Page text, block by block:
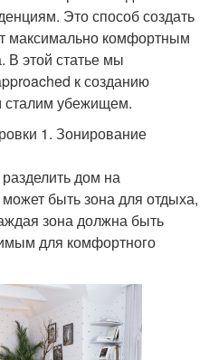
Это способ создать
максимально комфортным
В этой статье мы
к созданию
сталим убежищем.
1. Зонирование
дом на
быть зона для отдыха,
зона должна быть
для комфортного